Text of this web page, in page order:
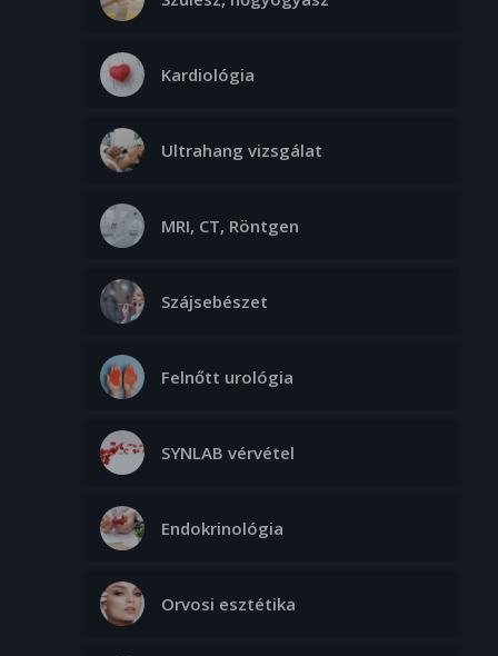
Kardiológia
Ultrahang vizsgálat
MRI, CT, Röntgen
Szájsebészet
Felnőtt urológia
SYNLAB vérvétel
Endokrinológia
Orvosi esztétika